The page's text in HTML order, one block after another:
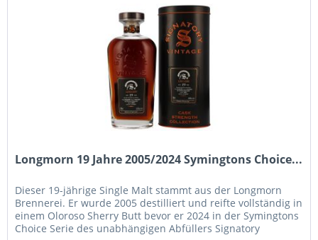
Longmorn 19 Jahre 2005/2024 Symingtons Choice...
Dieser 19-jährige Single Malt stammt aus der Longmorn
Brennerei. Er wurde 2005 destilliert und reifte vollständig in
einem Oloroso Sherry Butt bevor er 2024 in der Symingtons
Choice Serie des unabhängigen Abfüllers Signatory